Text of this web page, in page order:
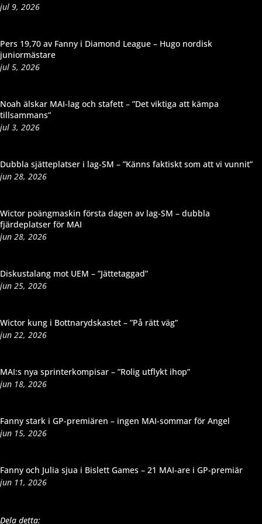
jul 9, 2026
Pers 19,70 av Fanny i Diamond League – Hugo nordisk
juniormästare
jul 5, 2026
Noah älskar MAI-lag och stafett – ”Det viktiga att kämpa
tillsammans”
jul 3, 2026
Dubbla sjätteplatser i lag-SM – ”Känns faktiskt som att vi vunnit”
jun 28, 2026
Wictor poängmaskin första dagen av lag-SM – dubbla
fjärdeplatser för MAI
jun 28, 2026
Diskustalang mot UEM – ”Jättetaggad”
jun 25, 2026
Wictor kung i Bottnarydskastet – ”På rätt väg”
jun 22, 2026
MAI:s nya sprinterkompisar – ”Rolig utflykt ihop”
jun 18, 2026
Fanny stark i GP-premiären – ingen MAI-sommar för Angel
jun 15, 2026
Fanny och Julia sjua i Bislett Games – 21 MAI-are i GP-premiär
jun 11, 2026
Dela detta: